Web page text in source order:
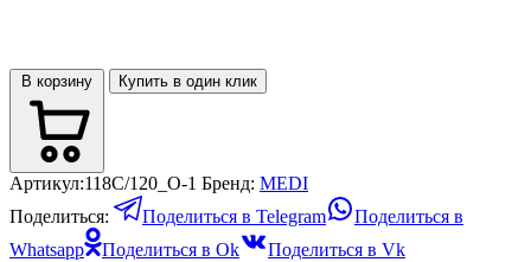
В корзину Купить в один клик
Артикул:118C/120_O-1 Бренд: MEDI
Поделиться:
Поделиться в Telegram
Поделиться в
Whatsapp
Поделиться в Ok
Поделиться в Vk